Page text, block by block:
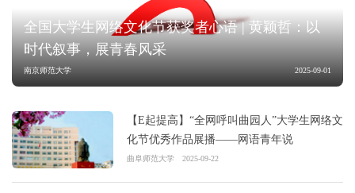
全国大学生网络文化节获奖者心语 | 黄颖哲：以
时代叙事，展青春风采
南京师范大学 2025-09-01
【E起提高】“全网呼叫曲园人”大学生网络文
化节优秀作品展播——网语青年说
曲阜师范大学 2025-09-22